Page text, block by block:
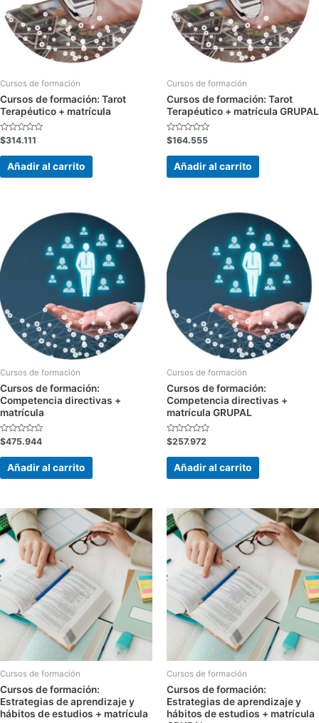
Cursos de formación
Cursos de formación: Tarot
Terapéutico + matrícula
Valorado
con
0
$314.111
Añadir al carrito
Cursos de formación
Cursos de formación: Tarot
Terapéutico + matrícula GRUPAL
Valorado
con
0
$164.555
Añadir al carrito
Cursos de formación
Cursos de formación:
Competencia directivas +
matrícula
Valorado
con
0
$475.944
Añadir al carrito
Cursos de formación
Cursos de formación:
Competencia directivas +
matrícula GRUPAL
Valorado
con
0
$257.972
Añadir al carrito
Cursos de formación
Cursos de formación:
Estrategias de aprendizaje y
hábitos de estudios + matrícula
Cursos de formación
Cursos de formación:
Estrategias de aprendizaje y
hábitos de estudios + matrícula